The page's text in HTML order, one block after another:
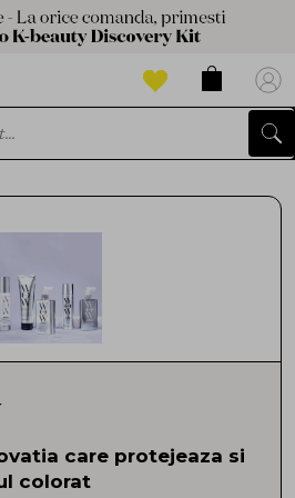
care protejeaza si
colorat